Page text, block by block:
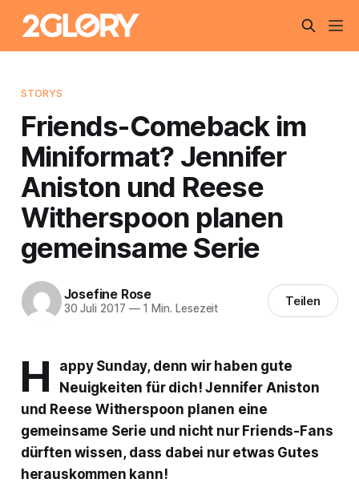
STORYS
Friends-Comeback im
Miniformat? Jennifer
Aniston und Reese
Witherspoon planen
gemeinsame Serie
Josefine Rose
30 Juli 2017 —1 Min. Lesezeit Teilen
H
appy Sunday, denn wir haben gute
Neuigkeiten für dich! Jennifer Aniston
und Reese Witherspoon planen eine
gemeinsame Serie und nicht nur Friends-Fans
dürften wissen, dass dabei nur etwas Gutes
herauskommen kann!